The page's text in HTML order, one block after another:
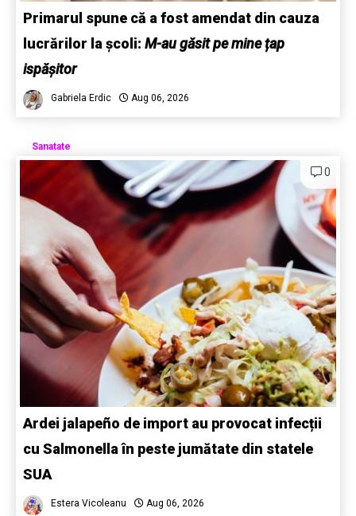
Primarul spune că a fost amendat din cauza
lucrărilor la școli: M-au găsit pe mine țap
ispășitor
Gabriela Erdic Aug 06, 2026
Sanatate
0
Ardei jalapeño de import au provocat infecții
cu Salmonella în peste jumătate din statele
SUA
Estera Vicoleanu Aug 06, 2026